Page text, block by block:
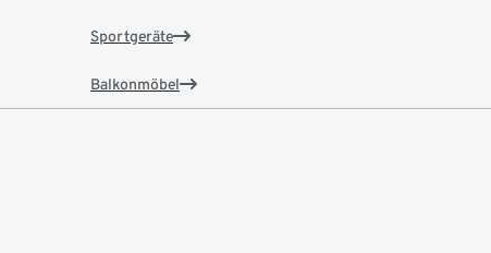
Sportgeräte
Balkonmöbel